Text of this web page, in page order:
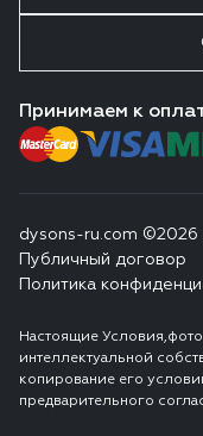
Принимаем к
dysons-ru.com ©2026
Публичный договор
Политика
Настоящие
интеллектуальной
копирование его
предварительного